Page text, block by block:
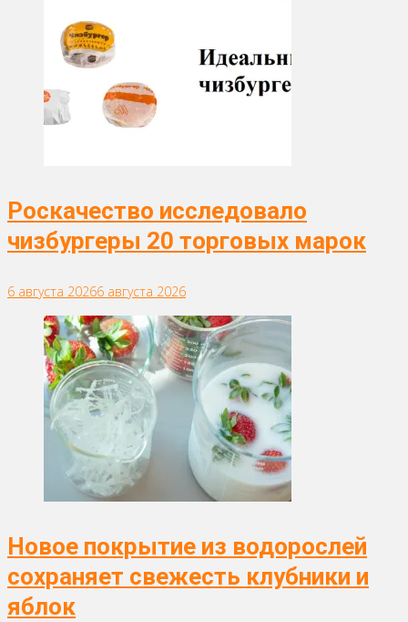
Роскачество исследовало
чизбургеры 20 торговых марок
6 августа 20266 августа 2026
Новое покрытие из водорослей
сохраняет свежесть клубники и
яблок